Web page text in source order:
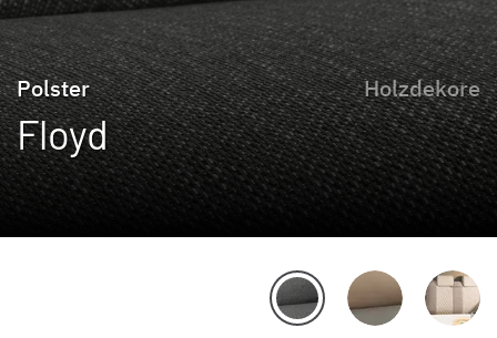
Floyd
Polster Holzdekore